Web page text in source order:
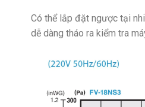
Có thể lắp đặt ngược tại
dễ dàng tháo ra kiểm tra